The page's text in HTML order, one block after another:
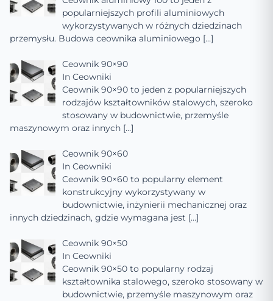
popularniejszych profili aluminiowych
wykorzystywanych w różnych dziedzinach
przemysłu. Budowa ceownika aluminiowego […]
Ceownik 90×90
In Ceowniki
Ceownik 90×90 to jeden z popularniejszych
rodzajów kształtowników stalowych, szeroko
stosowany w budownictwie, przemyśle
maszynowym oraz innych […]
Ceownik 90×60
In Ceowniki
Ceownik 90×60 to popularny element
konstrukcyjny wykorzystywany w
budownictwie, inżynierii mechanicznej oraz
innych dziedzinach, gdzie wymagana jest […]
Ceownik 90×50
In Ceowniki
Ceownik 90×50 to popularny rodzaj
kształtownika stalowego, szeroko stosowany w
budownictwie, przemyśle maszynowym oraz